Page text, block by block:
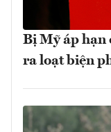
Bị Mỹ áp hạn
ra loạt biện